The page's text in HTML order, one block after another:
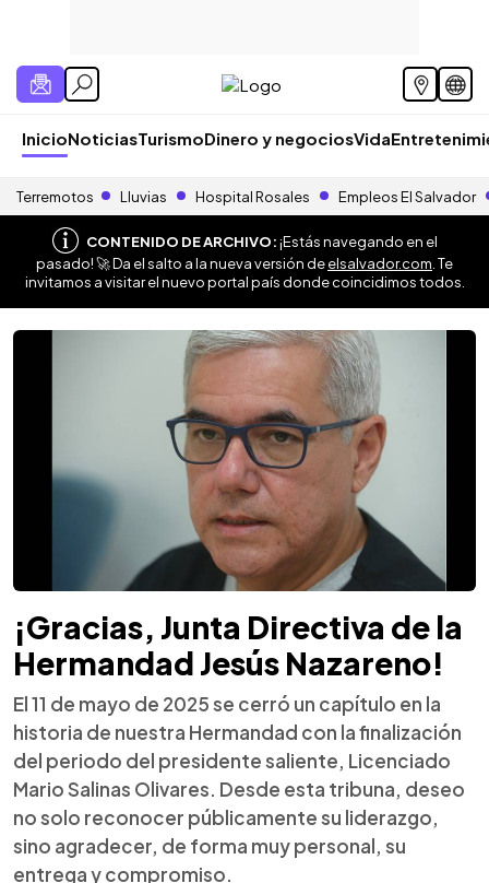
InicioNoticiasTurismoDinero y negociosVida
Terremotos Lluvias Hospital Rosales Empleos El Salvador
CONTENIDO DE ARCHIVO:¡Estás navegando en el
pasado! 🚀 Da el salto a la nueva versión deelsalvador.com . Te
invitamos a visitar el nuevo portal país donde coincidimos todos.
¡Gracias, Junta Directiva de la
Hermandad Jesús Nazareno!
El 11 de mayo de 2025 se cerró un capítulo en la
historia de nuestra Hermandad con la finalización
del periodo del presidente saliente, Licenciado
Mario Salinas Olivares. Desde esta tribuna, deseo
no solo reconocer públicamente su liderazgo,
sino agradecer, de forma muy personal, su
entrega y compromiso.